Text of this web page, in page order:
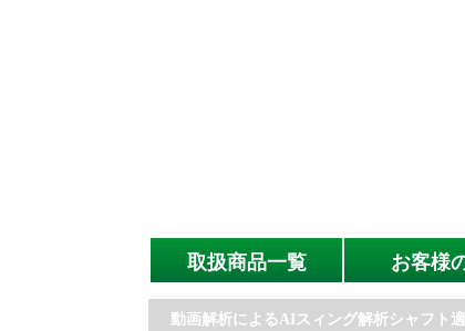
取扱商品一覧 お客様
動画解析によるAIスィング解析シャフト